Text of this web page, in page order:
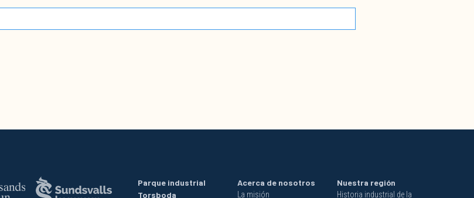
Parque industrial
Torsboda
Acerca de nosotros
La misión
Nuestra región
Historia industrial de la